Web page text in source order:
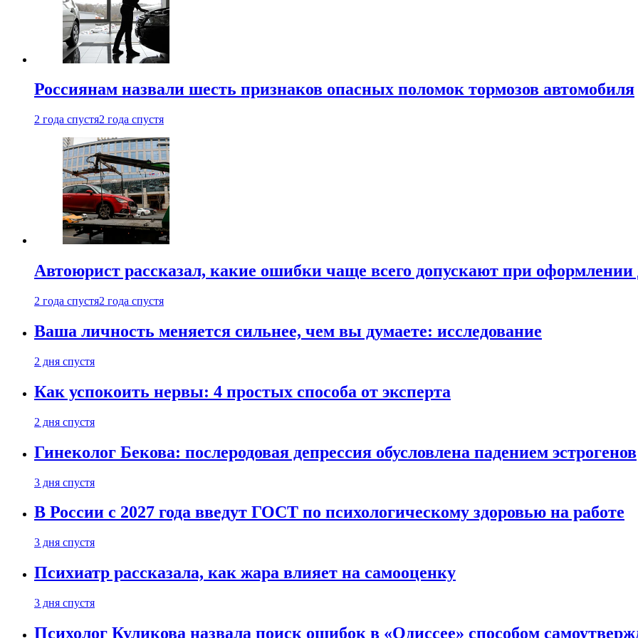
Россиянам назвали шесть признаков опасных поломок тормозов автомобиля
2 года спустя2 года спустя
Автоюрист рассказал, какие ошибки чаще всего допускают при
2 года спустя2 года спустя
Ваша личность меняется сильнее, чем вы думаете: исследование
2 дня спустя
Как успокоить нервы: 4 простых способа от эксперта
2 дня спустя
Гинеколог Бекова: послеродовая депрессия обусловлена падением эстрогенов
3 дня спустя
В России с 2027 года введут ГОСТ по психологическому здоровью на работе
3 дня спустя
Психиатр рассказала, как жара влияет на самооценку
3 дня спустя
Психолог Куликова назвала поиск ошибок в «Одиссее» способом